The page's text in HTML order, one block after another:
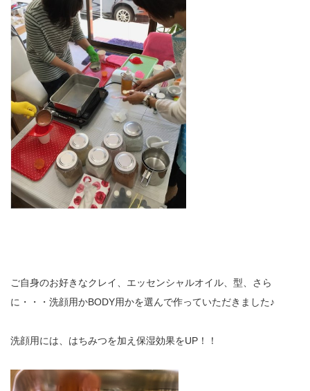
ご自身のお好きなクレイ、エッセンシャルオイル、型、さら
に・・・洗顔用かBODY用かを選んで作っていただきました♪
洗顔用には、はちみつを加え保湿効果をUP！！